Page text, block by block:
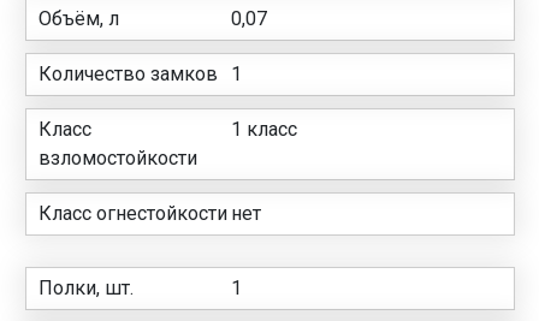
Объём, л 0,07
Количество замков 1
Класс
взломостойкости
1 класс
Класс огнестойкости нет
Полки, шт. 1